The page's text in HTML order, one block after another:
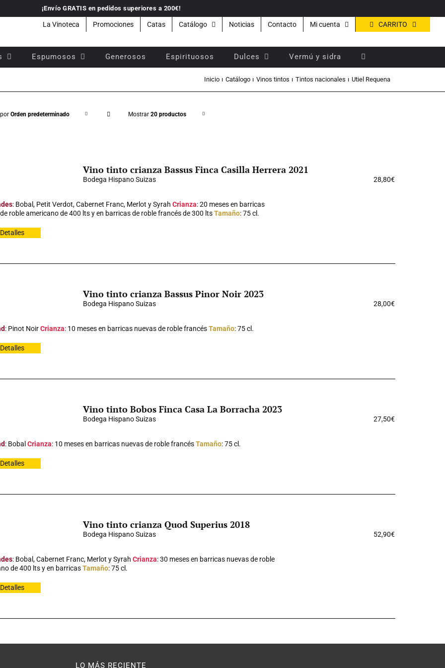
¡Envío GRATIS en pedidos superiores a 200€!
La Vinoteca Promociones Catas Catálogo Noticias Contacto Mi cuenta CARRITO
Espumosos Generosos Espirituosos Dulces Vermú y sidra
Inicio Catálogo Vinos tintos Tintos nacionales Utiel Requena
porOrden predeterminado Mostrar20 productos
Vino tinto crianza Bassus Finca Casilla Herrera 2021
Bodega Hispano Suizas 28,80€
: Bobal, Petit Verdot, Cabernet Franc, Merlot y Syrah Crianza: 20 meses en barricas
roble americano de 400 lts y en barricas de roble francés de 300 ltsTamaño: 75 cl.
Detalles
Vino tinto crianza Bassus Pinor Noir 2023
Bodega Hispano Suizas 28,00€
: Pinot NoirCrianza: 10 meses en barricas nuevas de roble francésTamaño: 75 cl.
Detalles
Vino tinto Bobos Finca Casa La Borracha 2023
Bodega Hispano Suizas 27,50€
: Bobal Crianza: 10 meses en barricas nuevas de roble francésTamaño: 75 cl.
Detalles
Vino tinto crianza Quod Superius 2018
Bodega Hispano Suizas 52,90€
: Bobal, Cabernet Franc, Merlot y Syrah Crianza: 30 meses en barricas nuevas de roble
de 400 lts y en barricasTamaño: 75 cl.
Detalles
LO MÁS RECIENTE